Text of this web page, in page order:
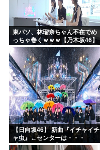
東パソ、林瑠奈ちゃん不在でめ
っちゃ巻くｗｗｗ【乃木坂46】
【日向坂46】 新曲『イチャイチ
ャ虫』←センターは・・・
【18thシングル】